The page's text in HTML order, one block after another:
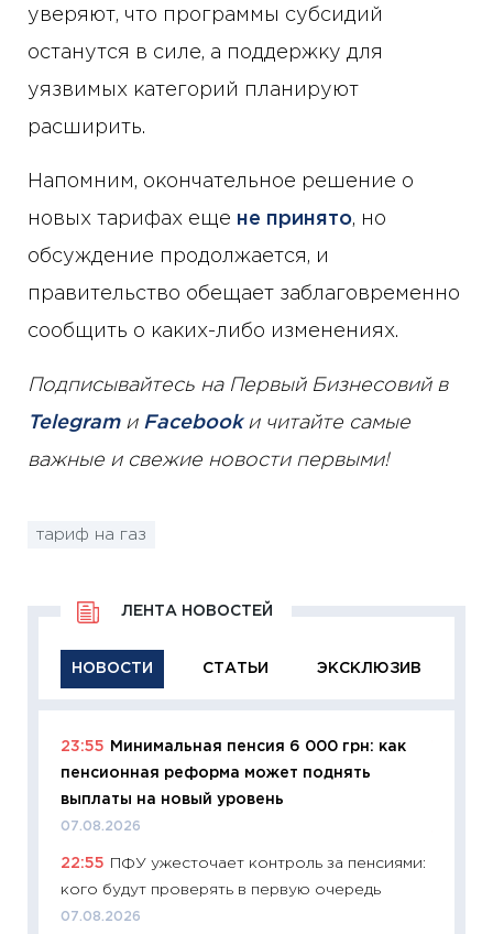
уверяют, что программы субсидий
останутся в силе, а поддержку для
уязвимых категорий планируют
расширить.
Напомним, окончательное решение о
новых тарифах еще не принято, но
обсуждение продолжается, и
правительство обещает заблаговременно
сообщить о каких-либо изменениях.
Подписывайтесь на Первый Бизнесовий в
Telegramи Facebookи читайте самые
важные и свежие новости первыми!
тариф на газ
НОВОСТИ СТАТЬИ ЭКСКЛЮЗИВ
ЛЕНТА НОВОСТЕЙ
23:55
Минимальная пенсия 6 000 грн: как
пенсионная реформа может поднять
выплаты на новый уровень
07.08.2026
22:55
ПФУ ужесточает контроль за пенсиями:
кого будут проверять в первую очередь
07.08.2026